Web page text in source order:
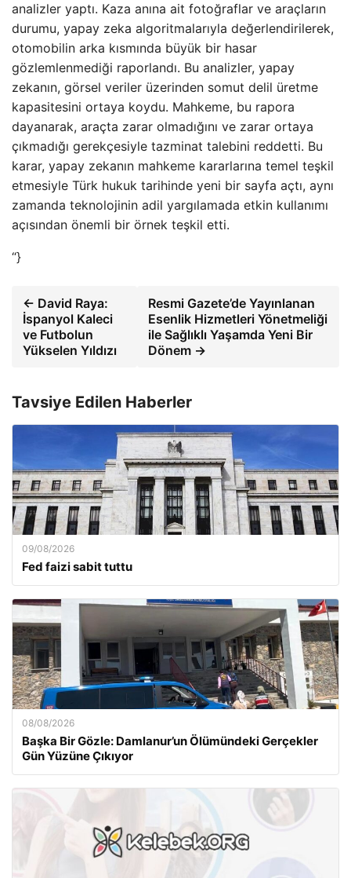
analizler yaptı. Kaza anına ait fotoğraflar ve araçların
durumu, yapay zeka algoritmalarıyla değerlendirilerek,
otomobilin arka kısmında büyük bir hasar
gözlemlenmediği raporlandı. Bu analizler, yapay
zekanın, görsel veriler üzerinden somut delil üretme
kapasitesini ortaya koydu. Mahkeme, bu rapora
dayanarak, araçta zarar olmadığını ve zarar ortaya
çıkmadığı gerekçesiyle tazminat talebini reddetti. Bu
karar, yapay zekanın mahkeme kararlarına temel teşkil
etmesiyle Türk hukuk tarihinde yeni bir sayfa açtı, aynı
zamanda teknolojinin adil yargılamada etkin kullanımı
açısından önemli bir örnek teşkil etti.
“}
← David Raya:
İspanyol Kaleci
ve Futbolun
Yükselen Yıldızı
Resmi Gazete’de Yayınlanan
Esenlik Hizmetleri Yönetmeliği
ile Sağlıklı Yaşamda Yeni Bir
Dönem →
Tavsiye Edilen Haberler
09/08/2026
Fed faizi sabit tuttu
08/08/2026
Başka Bir Gözle: Damlanur’un Ölümündeki Gerçekler
Gün Yüzüne Çıkıyor